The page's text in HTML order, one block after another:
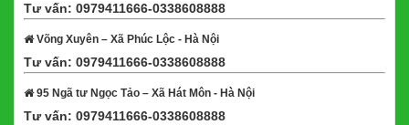
Tư vấn: 0979411666-0338608888
Võng Xuyên – Xã Phúc Lộc - Hà Nội
Tư vấn: 0979411666-0338608888
95 Ngã tư Ngọc Tảo – Xã Hát Môn - Hà Nội
Tư vấn: 0979411666-0338608888